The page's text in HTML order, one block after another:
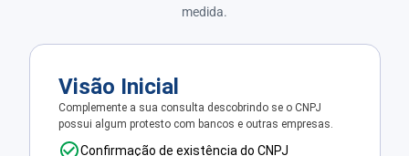
medida.
Visão Inicial
Complemente a sua consulta descobrindo se o CNPJ
possui algum protesto com bancos e outras empresas.
Confirmação de existência do CNPJ